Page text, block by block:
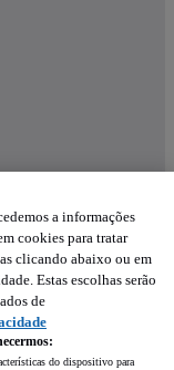
a informações
cookies para tratar
clicando abaixo ou em
Estas escolhas serão
de
do dispositivo para